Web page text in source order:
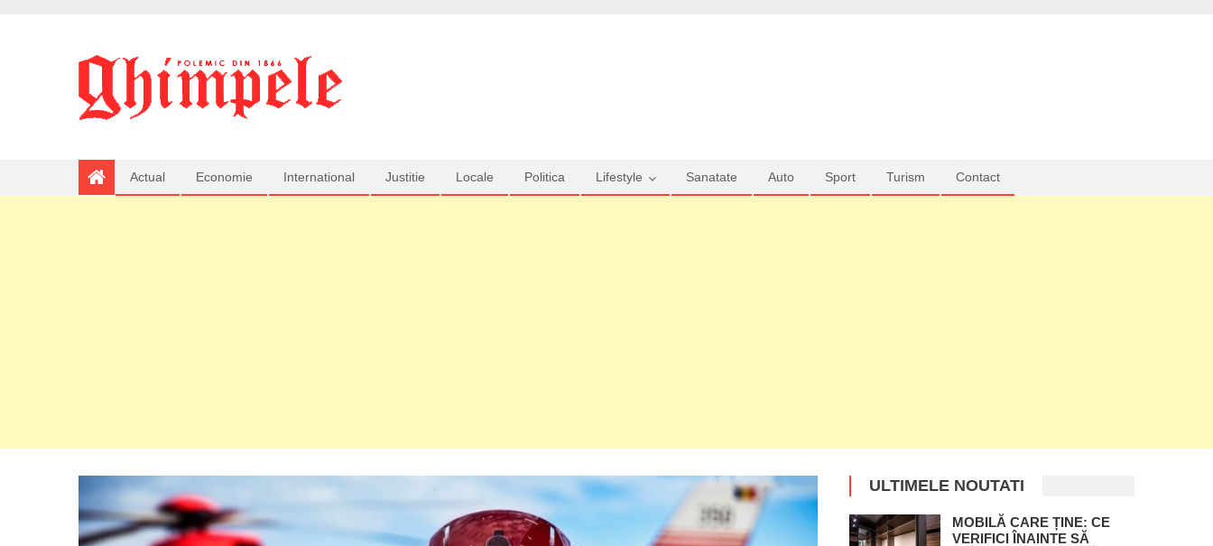
Actual Economie International Justitie Locale Politica Lifestyle Sanatate Auto Sport Turism Contact
ULTIMELE NOUTATI
MOBILĂ CARE ȚINE: CE
VERIFICI ÎNAINTE SĂ